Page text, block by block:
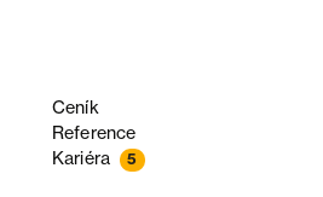
Ceník
Reference
Kariéra 5